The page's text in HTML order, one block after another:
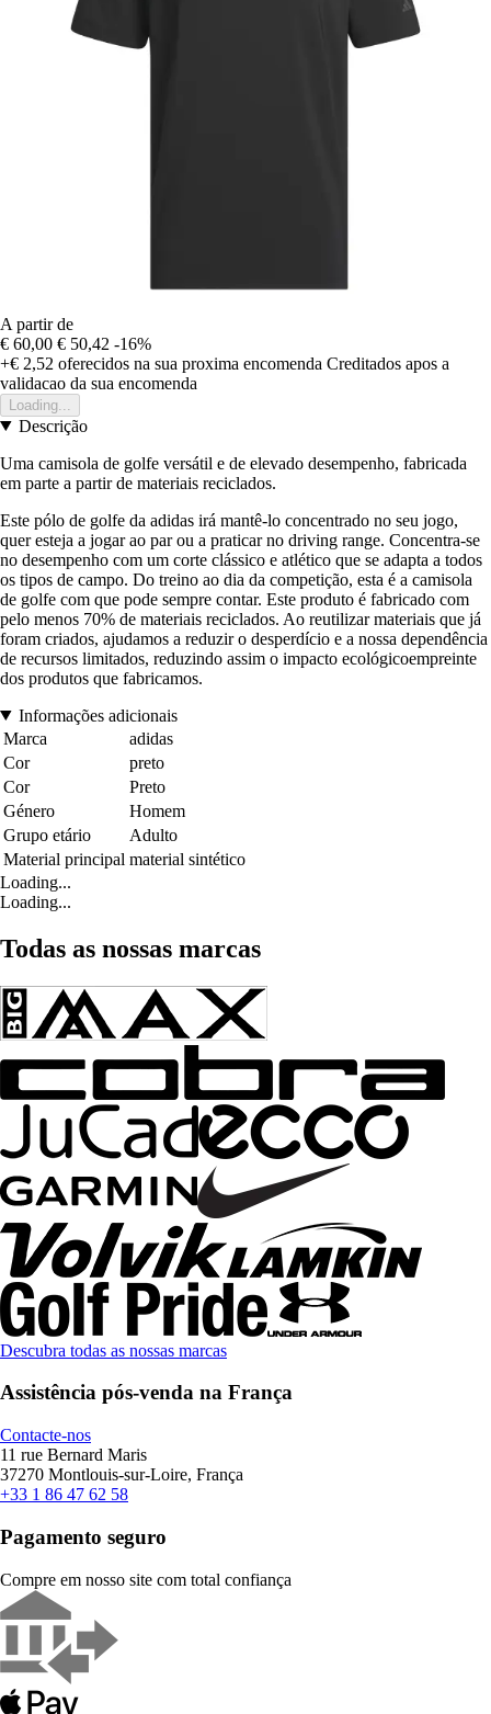
A partir de
€ 60,00 € 50,42 -16%
+€ 2,52 oferecidos na sua proxima encomenda Creditados apos a
validacao da sua encomenda
Loading...
Descrição
Uma camisola de golfe versátil e de elevado desempenho, fabricada
em parte a partir de materiais reciclados.
Este pólo de golfe da adidas irá mantê-lo concentrado no seu jogo,
quer esteja a jogar ao par ou a praticar no driving range. Concentra-se
no desempenho com um corte clássico e atlético que se adapta a todos
os tipos de campo. Do treino ao dia da competição, esta é a camisola
de golfe com que pode sempre contar. Este produto é fabricado com
pelo menos 70% de materiais reciclados. Ao reutilizar materiais que já
foram criados, ajudamos a reduzir o desperdício e a nossa dependência
de recursos limitados, reduzindo assim o impacto ecológicoempreinte
dos produtos que fabricamos.
Informações adicionais
Marca
adidas
Cor
preto
Cor
Preto
Género
Homem
Grupo etário
Adulto
Material principal material sintético
Loading...
Loading...
Todas as nossas marcas
Descubra todas as nossas marcas
Assistência pós-venda na França
Contacte-nos
11 rue Bernard Maris
37270 Montlouis-sur-Loire, França
+33 1 86 47 62 58
Pagamento seguro
Compre em nosso site com total confiança